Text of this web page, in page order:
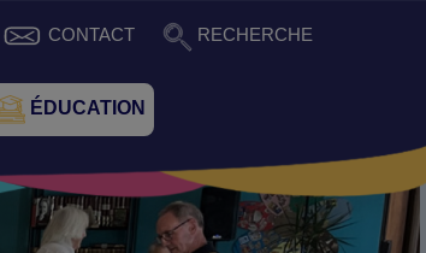
CONTACT RECHERCHE
ÉDUCATION